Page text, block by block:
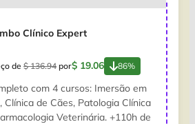
Clínico Expert
de $ 136.94 por$ 19.06 86%
com 4 cursos: Imersão em
Clínica de Cães, Patologia Clínica
Veterinária. +110h de